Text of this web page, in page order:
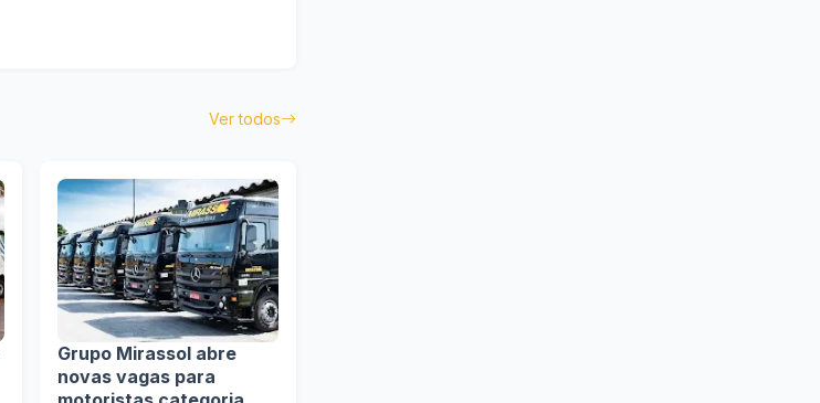
Ver todos
Grupo Mirassol abre
novas vagas para